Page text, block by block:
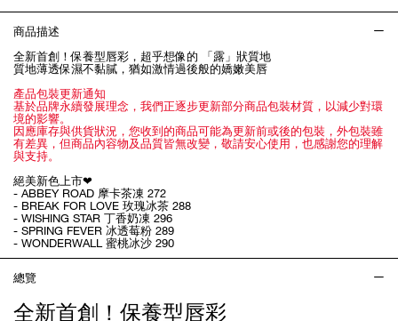
商品描述
全新首創！保養型唇彩，超乎想像的 「露」狀質地
質地薄透保濕不黏膩，猶如激情過後般的嬌嫩美唇
產品包裝更新通知
基於品牌永續發展理念，我們正逐步更新部分商品包裝材質，以減少對環
境的影響。
因應庫存與供貨狀況，您收到的商品可能為更新前或後的包裝，外包裝雖
有差異，但商品內容物及品質皆無改變，敬請安心使用，也感謝您的理解
與支持。
絕美新色上市❤
- ABBEY ROAD 摩卡茶凍 272
- BREAK FOR LOVE 玫瑰冰茶 288
- WISHING STAR 丁香奶凍 296
- SPRING FEVER 冰透莓粉 289
- WONDERWALL 蜜桃冰沙 290
總覽
全新首創！保養型唇彩